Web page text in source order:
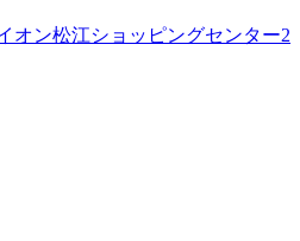
オン松江ショッピングセンター2